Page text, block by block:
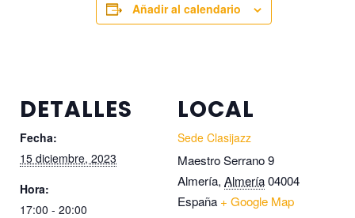
Añadir al calendario
DETALLES
Fecha:
15 diciembre, 2023
Hora:
17:00 - 20:00
LOCAL
Sede Clasijazz
Maestro Serrano 9
Almería, Almería04004
España + Google Map